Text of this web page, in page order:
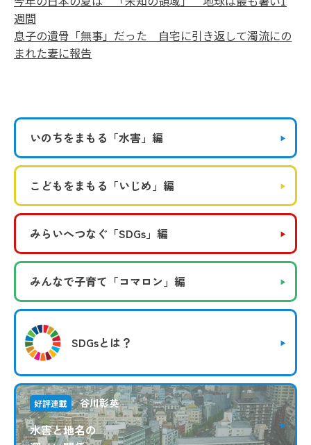
週間
息子の遺骨「無事」だった 自宅に引き返して濁流にの
まれた妻に報告
いのちをまもる 「水害」編
こどもをまもる 「いじめ」編
みらいへつなぐ 「SDGs」編
みんなで子育て 「コマロン」編
SDGsとは？
好評連載 谷川彰英
水害と地名の